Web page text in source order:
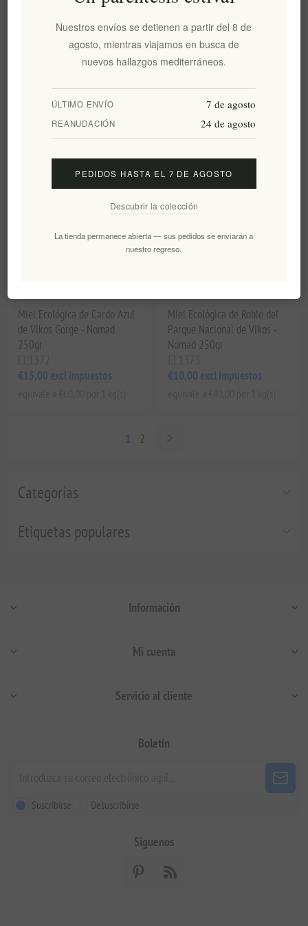
Categorías
Etiquetas populares
€14,60 excl impuestos
equivale a €58,40 por 1 kg(s)
costa jónica – Bosque costero
intenso 250 g | Miel de
bosque griego de color ámbar
oscuro, miel cruda artesanal
para regalos gastronómicos
€10,00 excl impuestos
equivale a €40,00 por 1 kg(s)
Miel Ecológica de Cardo Azul
de Vikos Gorge - Nomad
250gr
€15,00 excl impuestos
Miel Ecológica de Roble del
Parque Nacional de Vikos -
Nomad 250gr
€10,00 excl impuestos
1 2
Información
Mi cuenta
Servicio al cliente
Boletín
Suscribirse Desuscribirse
Siguenos
Nuestros envíos se detienen a partir del 8 de
agosto, mientras viajamos en busca de
nuevos hallazgos mediterráneos.
ÚLTIMO ENVÍO 7 de agosto
REANUDACIÓN 24 de agosto
PEDIDOS HASTA EL 7 DE AGOSTO
Descubrir la colección
La tienda permanece abierta — sus pedidos se enviarán a
nuestro regreso.